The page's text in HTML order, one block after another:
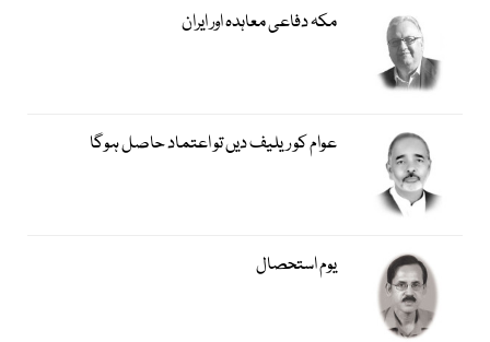
مکہ دفاعی معاہدہ اور ایران
عوام کو ریلیف دیں تو اعتماد حاصل ہوگا
یوم استحصال